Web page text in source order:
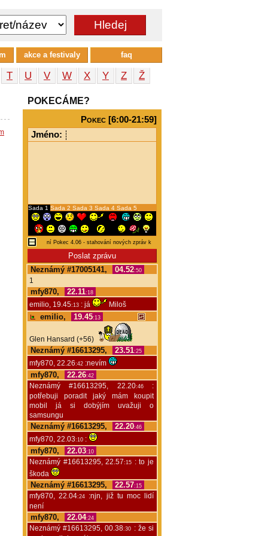
T U V W X Y Z
Ž
POKECÁME?
Pokec [6:00-21:59]
Jméno:
Sada 1 Sada 2 Sada 3 Sada 4 Sada 5
Neznámý #17005141, 04.52:50
1
mfy870, 22.11:18
emilio, 19.45:13 : já Miloš
emilio, 19.45:13
Glen Hansard (+56)
Neznámý #16613295, 23.51:25
mfy870, 22.26:42 :nevím
mfy870, 22.26:42
Neznámý #16613295, 22.20:46:
potřebuji poradit jaký mám koupit
mobil já si dobýjím uvažuji o
samsungu
Neznámý #16613295, 22.20:46
mfy870, 22.03:10 :
mfy870, 22.03:10
Neznámý #16613295, 22.57:15 : to je
škoda
Neznámý #16613295, 22.57:15
mfy870, 22.04:24
:njn, již tu moc lidí
není
mfy870, 22.04:24
Neznámý #16613295, 00.38:30 : že si
akce a festivaly faq